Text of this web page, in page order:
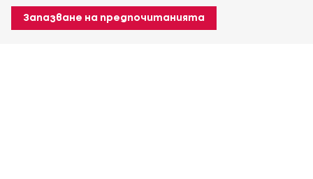
Запазване на предпочитанията